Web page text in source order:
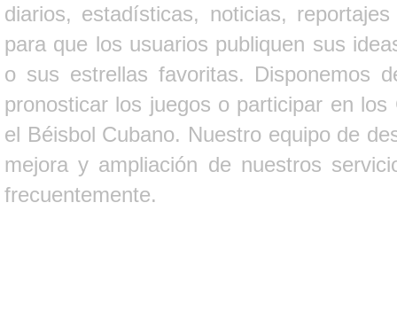
diarios, estadísticas, noticias,
para que los usuarios publiquen sus
o sus estrellas favoritas. Disponemos
pronosticar los juegos o participar en
el Béisbol Cubano. Nuestro equipo de
mejora y ampliación de nuestros
frecuentemente.